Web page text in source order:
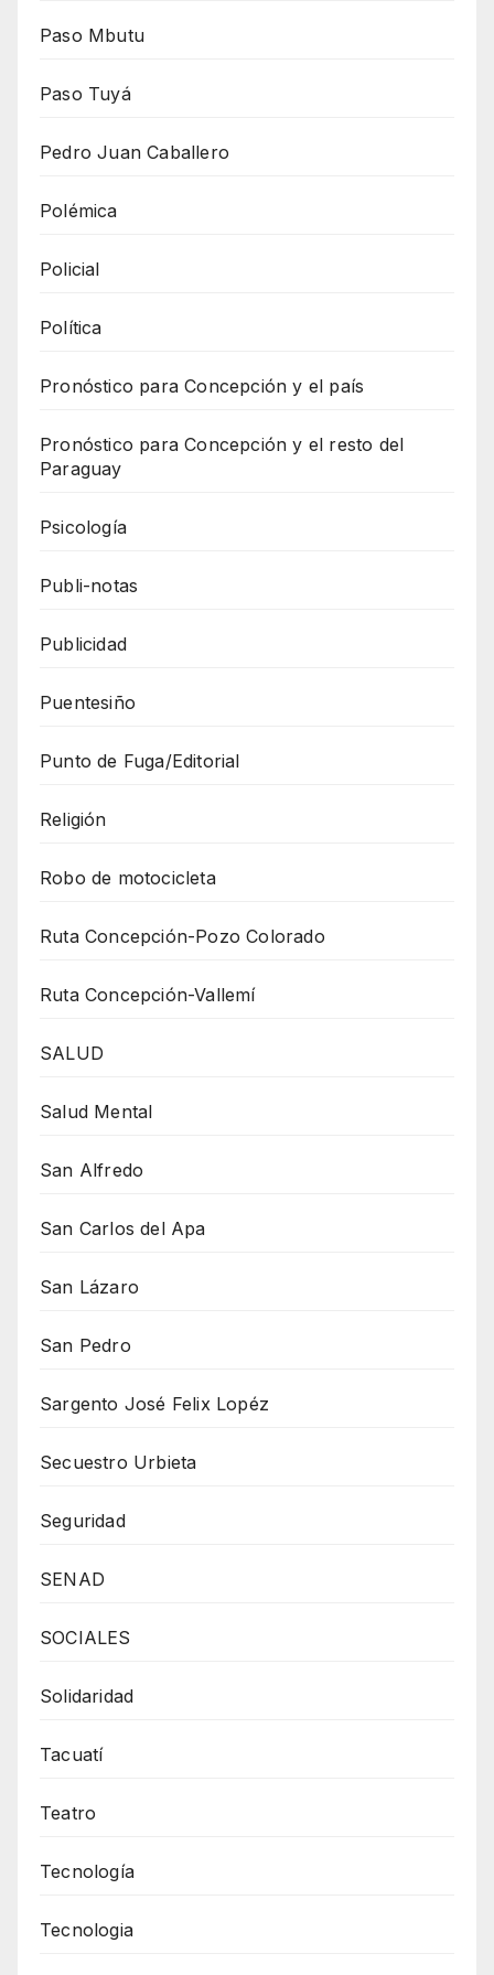
Paso Mbutu
Paso Tuyá
Pedro Juan Caballero
Polémica
Policial
Política
Pronóstico para Concepción y el país
Pronóstico para Concepción y el resto del
Paraguay
Psicología
Publi-notas
Publicidad
Puentesiño
Punto de Fuga/Editorial
Religión
Robo de motocicleta
Ruta Concepción-Pozo Colorado
Ruta Concepción-Vallemí
SALUD
Salud Mental
San Alfredo
San Carlos del Apa
San Lázaro
San Pedro
Sargento José Felix Lopéz
Secuestro Urbieta
Seguridad
SENAD
SOCIALES
Solidaridad
Tacuatí
Teatro
Tecnología
Tecnologia